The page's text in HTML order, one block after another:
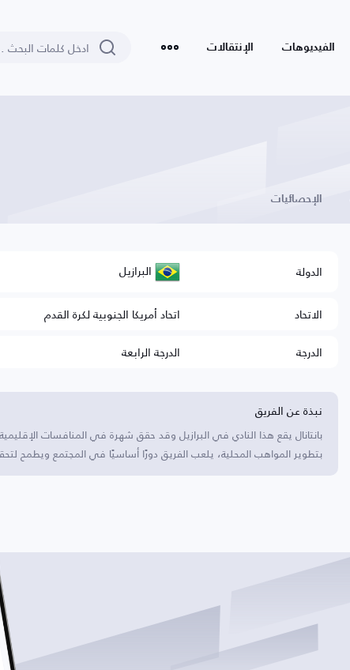
الفيديوهات الإنتقالات
الإحصائيات
الدولة البرازيل
الاتحاد
اتحاد أمريكا الجنوبية لكرة القدم
الدرجة
الدرجة الرابعة
نبذة عن الفريق
بانتانال يقع هذا النادي في البرازيل وقد حقق شهرة في المنافسات
بتطوير المواهب المحلية، يلعب الفريق دورًا أساسيًا في المجتمع ويطمح